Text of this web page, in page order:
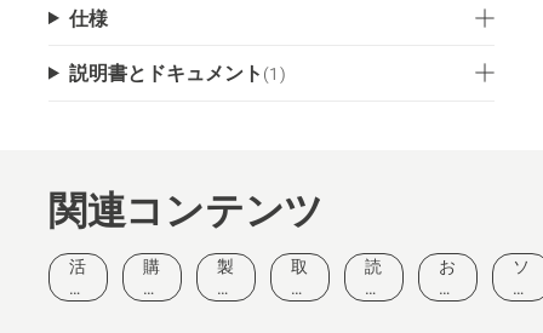
仕様
説明書とドキュメント (1 )
関連コンテンツ
活
動
購
入
製
品
取
扱
読
み
お
客
ソ
リ
ソリュー
ション
プロフ